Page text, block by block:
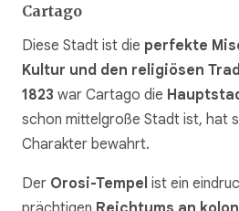
Cartago
Diese Stadt ist die perfekte
Kultur und den religiösen
1823 war Cartago die
schon mittelgroße Stadt ist, hat
Charakter bewahrt.
Der Orosi-Tempel ist ein